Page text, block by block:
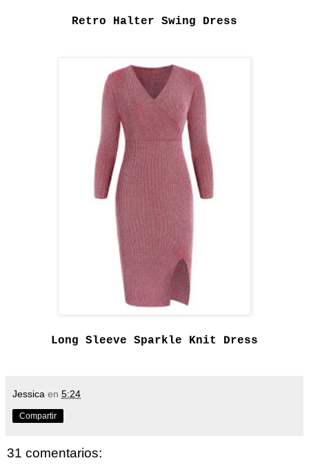
Retro Halter Swing Dress
Long Sleeve Sparkle Knit Dress
Jessica en 5:24
Compartir
31 comentarios: